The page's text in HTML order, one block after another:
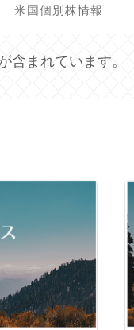
米国個別株情報
まれています。